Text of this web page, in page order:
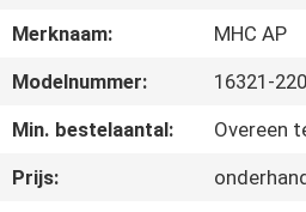
CONTACT
OP
Merknaam:
MHC AP
Modelnummer:
16321-
Min. bestelaantal:
Overeen
Prijs: